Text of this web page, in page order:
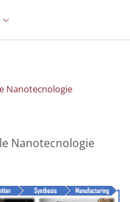
LINGUA:
Nanotecnologie
Nanotecnologie
In